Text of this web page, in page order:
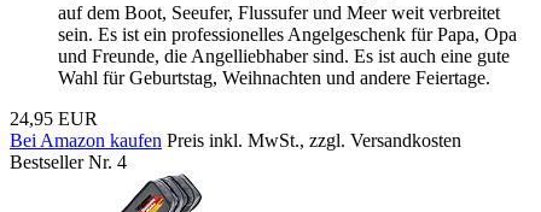
auf dem Boot, Seeufer, Flussufer und Meer weit verbreitet
sein. Es ist ein professionelles Angelgeschenk für Papa, Opa
und Freunde, die Angelliebhaber sind. Es ist auch eine gute
Wahl für Geburtstag, Weihnachten und andere Feiertage.
24,95 EUR
Bei Amazon kaufen Preis inkl. MwSt., zzgl. Versandkosten
Bestseller Nr. 4